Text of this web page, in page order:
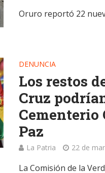
Oruro reportó 22
DENUNCIA
Los restos
Cruz
Cementerio
Paz
La Patria 22 de
La Comisión de la